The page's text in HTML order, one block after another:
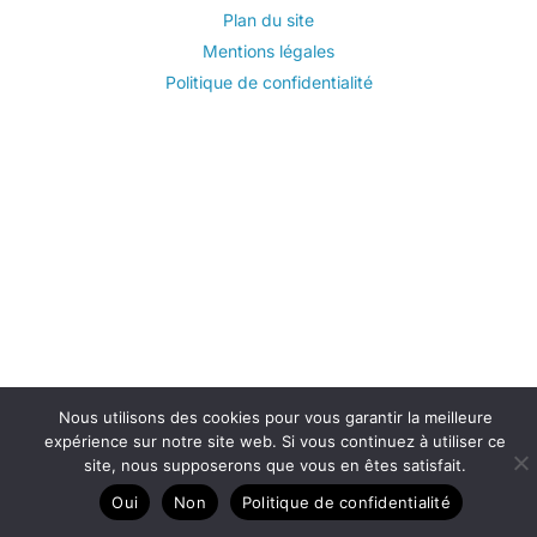
Plan du site
Mentions légales
Politique de confidentialité
Nous utilisons des cookies pour vous garantir la meilleure
expérience sur notre site web. Si vous continuez à utiliser ce
site, nous supposerons que vous en êtes satisfait.
Oui
Non Politique de confidentialité